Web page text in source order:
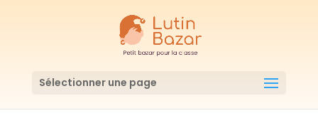
Sélectionner une page